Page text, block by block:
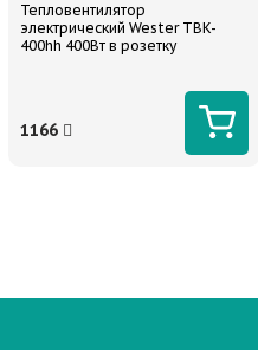
Тепловентилятор
электрический Wester TBK-
400hh 400Вт в розетку
1166